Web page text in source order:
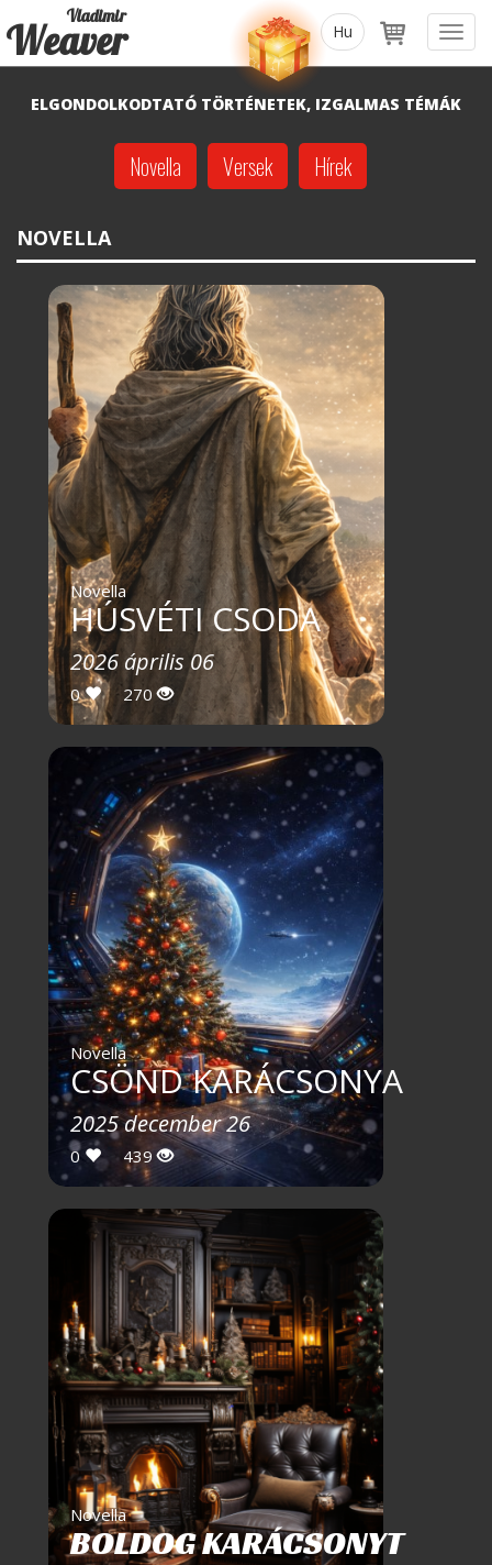
Vladimir
Weaver
ELGONDOLKODTATÓ TÖRTÉNETEK, IZGALMAS TÉMÁK
Novella Versek Hírek
NOVELLA
Novella
HÚSVÉTI CSODA
2026 április 06
0 270
Novella
CSÖND KARÁCSONYA
2025 december 26
0 439
Novella
BOLDOG KARÁCSONYT